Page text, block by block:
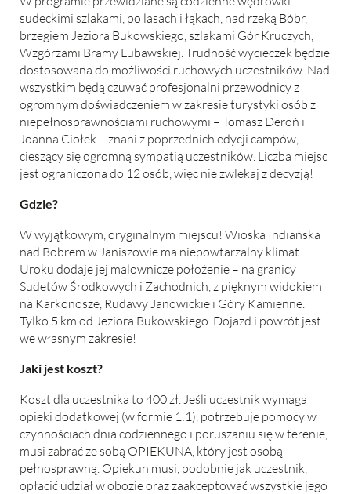
sudeckimi szlakami, po lasach i łąkach, nad rzeką Bóbr,
brzegiem Jeziora Bukowskiego, szlakami Gór Kruczych,
Wzgórzami Bramy Lubawskiej. Trudność wycieczek będzie
dostosowana do możliwości ruchowych uczestników. Nad
wszystkim będą czuwać profesjonalni przewodnicy z
ogromnym doświadczeniem w zakresie turystyki osób z
niepełnosprawnościami ruchowymi – Tomasz Deroń i
Joanna Ciołek – znani z poprzednich edycji campów,
cieszący się ogromną sympatią uczestników. Liczba miejsc
jest ograniczona do 12 osób, więc nie zwlekaj z decyzją!
Gdzie?
W wyjątkowym, oryginalnym miejscu! Wioska Indiańska
nad Bobrem w Janiszowie ma niepowtarzalny klimat.
Uroku dodaje jej malownicze położenie – na granicy
Sudetów Środkowych i Zachodnich, z pięknym widokiem
na Karkonosze, Rudawy Janowickie i Góry Kamienne.
Tylko 5 km od Jeziora Bukowskiego. Dojazd i powrót jest
we własnym zakresie!
Jaki jest koszt?
Koszt dla uczestnika to 400 zł. Jeśli uczestnik wymaga
opieki dodatkowej (w formie 1:1), potrzebuje pomocy w
czynnościach dnia codziennego i poruszaniu się w terenie,
musi zabrać ze sobą OPIEKUNA, który jest osobą
pełnosprawną. Opiekun musi, podobnie jak uczestnik,
opłacić udział w obozie oraz zaakceptować wszystkie jego